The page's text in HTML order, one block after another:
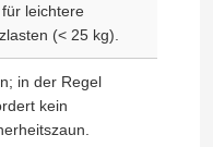
leichtere
(< 25 kg).
in der Regel
kein